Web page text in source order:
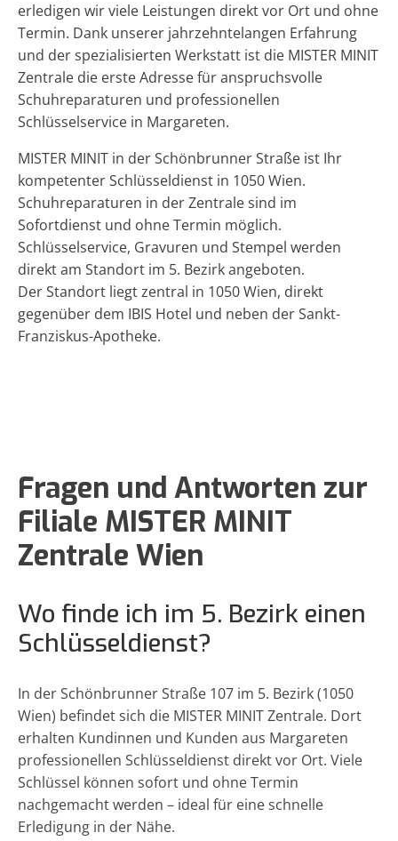
erledigen wir viele Leistungen direkt vor Ort und ohne
Termin. Dank unserer jahrzehntelangen Erfahrung
und der spezialisierten Werkstatt ist die MISTER MINIT
Zentrale die erste Adresse für anspruchsvolle
Schuhreparaturen und professionellen
Schlüsselservice in Margareten.
MISTER MINIT in der Schönbrunner Straße ist Ihr
kompetenter Schlüsseldienst in 1050 Wien.
Schuhreparaturen in der Zentrale sind im
Sofortdienst und ohne Termin möglich.
Schlüsselservice, Gravuren und Stempel werden
direkt am Standort im 5. Bezirk angeboten.
Der Standort liegt zentral in 1050 Wien, direkt
gegenüber dem IBIS Hotel und neben der Sankt-
Franziskus-Apotheke.
Fragen und Antworten zur
Filiale MISTER MINIT
Zentrale Wien
Wo finde ich im 5. Bezirk einen
Schlüsseldienst?
In der Schönbrunner Straße 107 im 5. Bezirk (1050
Wien) befindet sich die MISTER MINIT Zentrale. Dort
erhalten Kundinnen und Kunden aus Margareten
professionellen Schlüsseldienst direkt vor Ort. Viele
Schlüssel können sofort und ohne Termin
nachgemacht werden – ideal für eine schnelle
Erledigung in der Nähe.